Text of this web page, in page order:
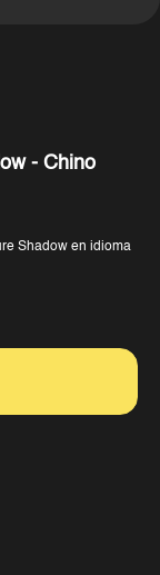
- Chino
Shadow en idioma